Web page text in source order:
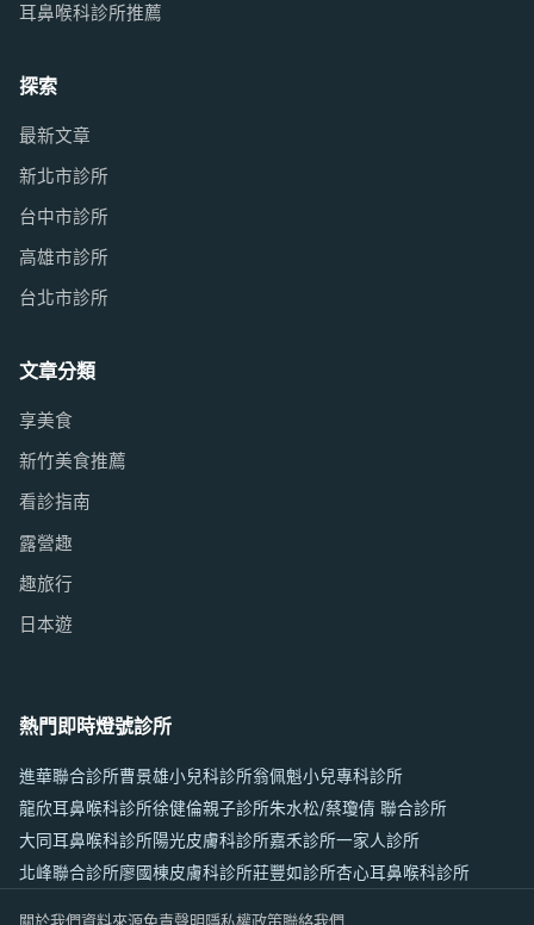
耳鼻喉科診所推薦
探索
最新文章
新北市診所
台中市診所
高雄市診所
台北市診所
文章分類
享美食
新竹美食推薦
看診指南
露營趣
趣旅行
日本遊
熱門即時燈號診所
進華聯合診所曹景雄小兒科診所翁佩魁小兒專科診所
龍欣耳鼻喉科診所徐健倫親子診所朱水松/蔡瓊倩 聯合診所
大同耳鼻喉科診所陽光皮膚科診所嘉禾診所一家人診所
北峰聯合診所廖國棟皮膚科診所莊豐如診所杏心耳鼻喉科診所
關於我們資料來源免責聲明隱私權政策聯絡我們